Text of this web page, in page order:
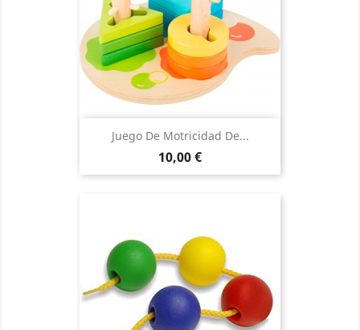
Juego De Motricidad De...
Precio
10,00 €